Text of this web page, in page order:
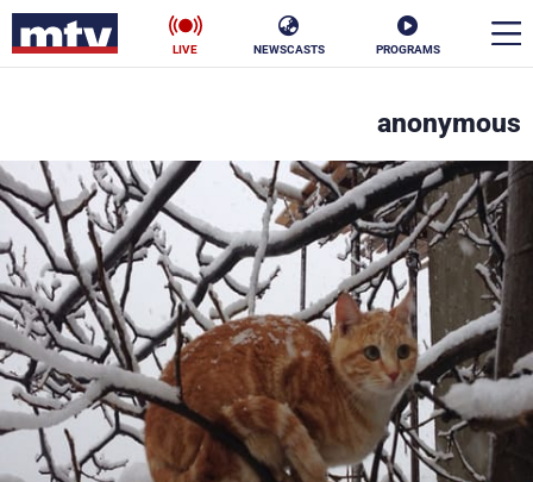
PROGRAMS
NEWSCASTS
LIVE
anonymous
سياسة
إقتصاد فن
منوعات رياضة
كأس العالم